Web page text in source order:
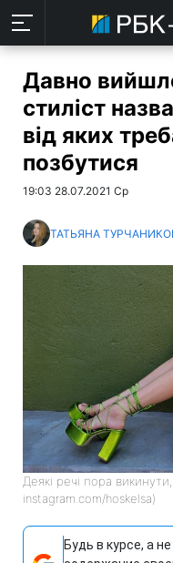
Давно
стиліст
від яких
позбутися
19:03 28.07.2021 Ср
ТАТЬЯНА
Деякі речі пора
instagram.com/hoskelsa)
Будь в курсе, а